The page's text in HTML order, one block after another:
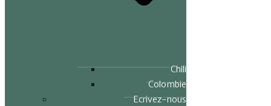
Chili
Colombie
Ecrivez-nous